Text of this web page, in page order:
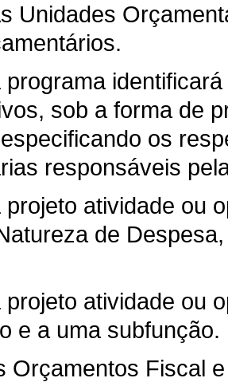
Unidades
programa
sob a forma de
os
responsáveis
projeto atividade ou
de
projeto atividade ou
e a uma subfunção.
Orçamentos Fiscal